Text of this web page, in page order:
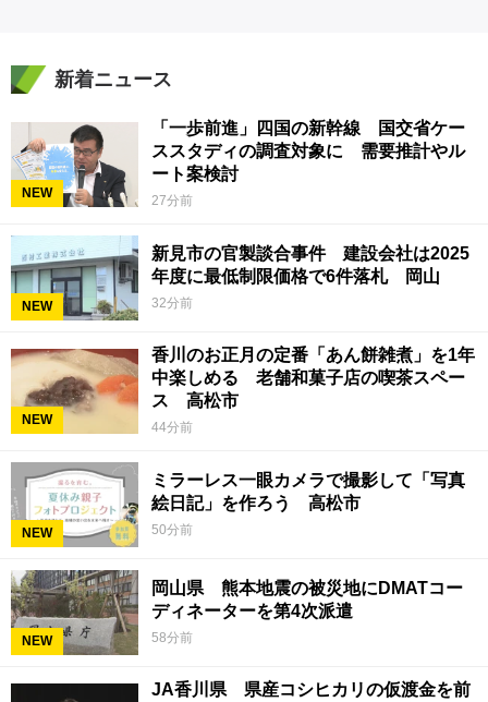
新着ニュース
NEW
「一歩前進」四国の新幹線 国交省ケー
ススタディの調査対象に 需要推計やル
ート案検討
27分前
NEW
新見市の官製談合事件 建設会社は2025
年度に最低制限価格で6件落札 岡山
32分前
NEW
香川のお正月の定番「あん餅雑煮」を1年
中楽しめる 老舗和菓子店の喫茶スペー
ス 高松市
44分前
NEW
ミラーレス一眼カメラで撮影して「写真
絵日記」を作ろう 高松市
50分前
NEW
岡山県 熊本地震の被災地にDMATコー
ディネーターを第4次派遣
58分前
JA香川県 県産コシヒカリの仮渡金を前